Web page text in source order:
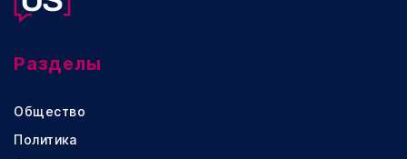
Разделы
Общество
Политика